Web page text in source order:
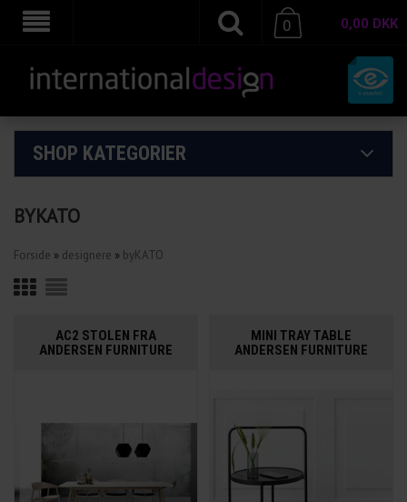
0,00 DKK
0
SHOP KATEGORIER
BYKATO
Forside » designere » byKATO
AC2 STOLEN FRA
ANDERSEN FURNITURE
MINI TRAY TABLE
ANDERSEN FURNITURE